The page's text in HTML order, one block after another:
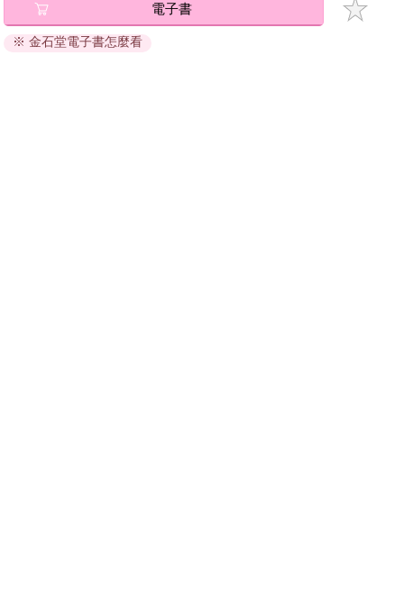
退換貨須知：
因版權保護，您在金石堂所購買的電子書僅能以金石堂專屬
電子書
※ 金石堂電子書怎麼看